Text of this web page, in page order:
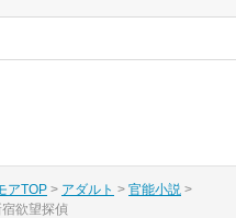
アTOP アダルト
官能小説
宿欲望探偵